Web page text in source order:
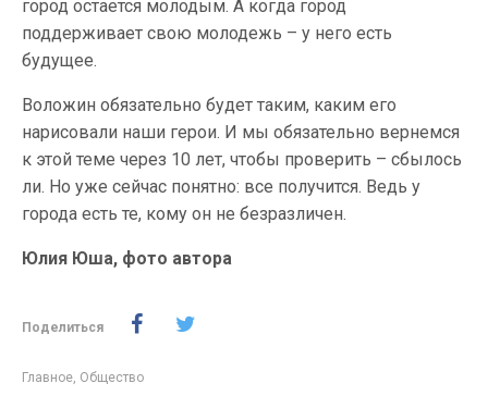
город остается молодым. А когда город
поддерживает свою молодежь – у него есть
будущее.
Воложин обязательно будет таким, каким его
нарисовали наши герои. И мы обязательно вернемся
к этой теме через 10 лет, чтобы проверить – сбылось
ли. Но уже сейчас понятно: все получится. Ведь у
города есть те, кому он не безразличен.
Юлия Юша, фото автора
Поделиться
Главное Общество